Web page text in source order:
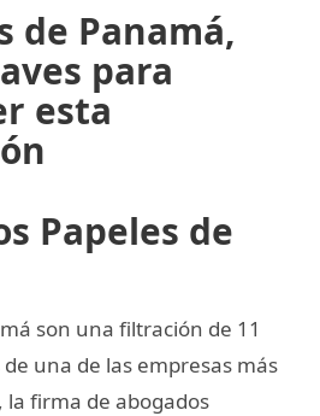
de Panamá,
para
esta
Papeles de
son una filtración de 11
una de las empresas más
la firma de abogados